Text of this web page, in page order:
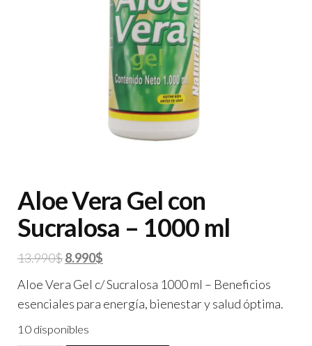
Aloe Vera Gel con
Sucralosa – 1000 ml
13.990$El
precio
era:
13.990$.
8.990$
precio
Aloe Vera Gel c/ Sucralosa 1000 ml – Beneficios
esenciales para energía, bienestar y salud óptima.
10 disponibles